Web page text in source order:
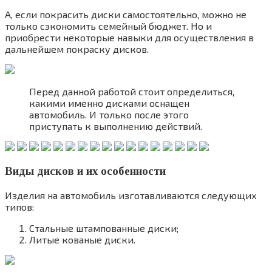
А, если покрасить диски самостоятельно, можно не
только сэкономить семейный бюджет. Но и
приобрести некоторые навыки для осуществления в
дальнейшем покраску дисков.
Перед данной работой стоит определиться,
какими именно дисками оснащен
автомобиль. И только после этого
приступать к выполнению действий.
Виды дисков и их особенности
Изделия на автомобиль изготавливаются следующих
типов:
Стальные штампованные диски;
Литые кованые диски.